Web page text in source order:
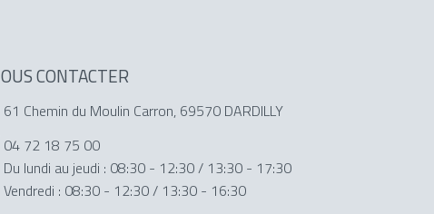
CONTACTER
61 Chemin du Moulin Carron, 69570 DARDILLY
04 72 18 75 00
Du lundi au jeudi : 08:30 - 12:30 / 13:30 - 17:30
Vendredi : 08:30 - 12:30 / 13:30 - 16:30